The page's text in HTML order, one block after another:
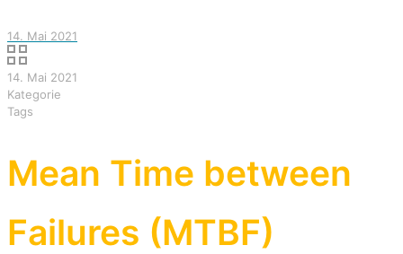
14. Mai 2021
14. Mai 2021
Kategorie
Tags
Mean Time between
Failures (MTBF)